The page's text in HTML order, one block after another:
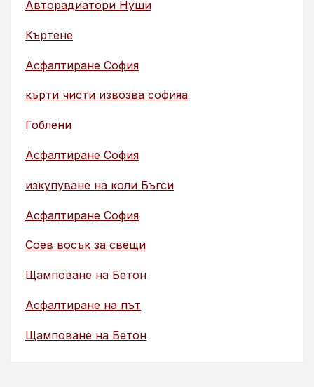
Авторадиатори Нуши
Къртене
Асфалтиране София
кърти чисти извозва софияа
Гоблени
Асфалтиране София
изкупуване на коли Бъгси
Асфалтиране София
Соев восък за свещи
Щамповане на Бетон
Асфалтиране на път
Щамповане на Бетон